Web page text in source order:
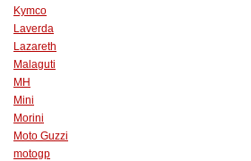
Kymco
Laverda
Lazareth
Malaguti
MH
Mini
Morini
Moto Guzzi
motogp